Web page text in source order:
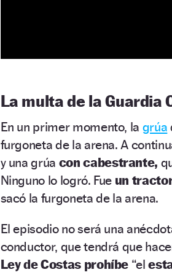
La multa de la Guardia
En un primer momento, la grúa
furgoneta de la arena. A
y una grúa con cabestrante,
Ninguno lo logró. Fue un
sacó la furgoneta de la arena.
El episodio no será una
conductor, que tendrá que
Ley de Costas prohíbe “el